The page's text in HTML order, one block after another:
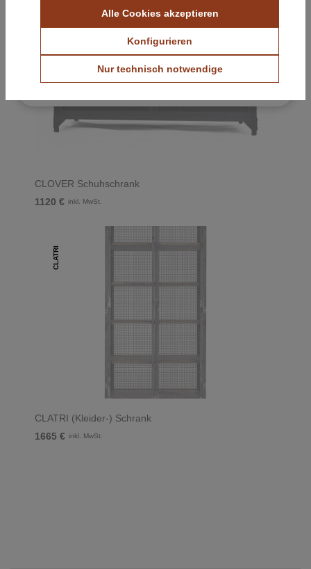
CLOVER
CLOVER Schuhschrank
1120 € inkl. MwSt.
CLATRI
CLATRI (Kleider-) Schrank
1665 € inkl. MwSt.
Farbmuster ansehen
Stoffmuster ansehen
Kostenlos & unverbindlich
Nur technisch notwendige
Konfigurieren
Alle Cookies akzeptieren